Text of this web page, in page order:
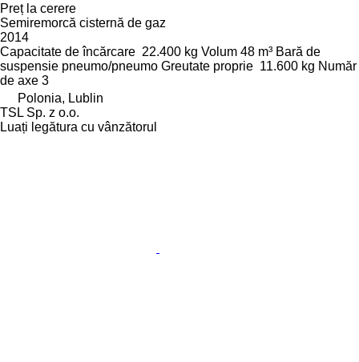
Preț la cerere
Semiremorcă cisternă de gaz
2014
Capacitate de încărcare 22.400 kg Volum 48 m³ Bară de
suspensie pneumo/pneumo Greutate proprie 11.600 kg Număr
de axe 3
Polonia, Lublin
TSL Sp. z o.o.
Luați legătura cu vânzătorul